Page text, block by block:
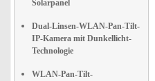
Solarpanel
Dual-Linsen-WLAN-Pan-Tilt-
IP-Kamera mit Dunkellicht-
Technologie
WLAN-Pan-Tilt-